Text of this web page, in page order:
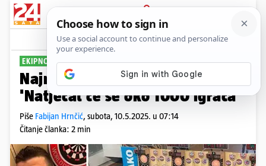
PRIJAVA
Sport Komentari
EKIPNO PH U PIKADU
Najmasovnije natjecanje dosad:
'Natjecat će se oko 1000 igrača'
Piše Fabijan Hrnčić, subota, 10.5.2025. u 07:14
Čitanje članka: 2 min